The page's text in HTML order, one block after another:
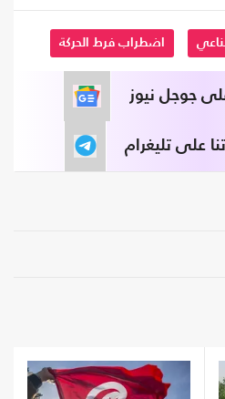
اضطراب فرط الحركة
على جوجل نيوز
على تليغرام